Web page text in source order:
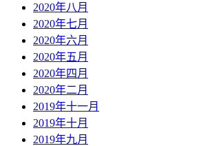
2020年八月
2020年七月
2020年六月
2020年五月
2020年四月
2020年二月
2019年十一月
2019年十月
2019年九月